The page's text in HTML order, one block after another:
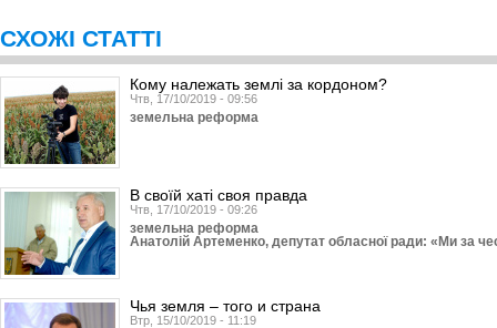
СХОЖІ СТАТТІ
Кому належать землі за кордоном?
Чтв, 17/10/2019 - 09:56
земельна реформа
В своїй хаті своя правда
Чтв, 17/10/2019 - 09:26
земельна реформа
Анатолій Артеменко, депутат обласної ради: «Ми за
Чья земля – того и страна
Втр, 15/10/2019 - 11:19